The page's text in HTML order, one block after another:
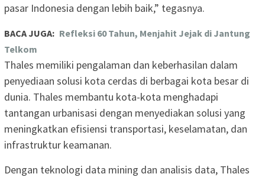
pasar Indonesia dengan lebih baik,” tegasnya.
BACA JUGA: Refleksi 60 Tahun, Menjahit Jejak di Jantung
Telkom
Thales memiliki pengalaman dan keberhasilan dalam
penyediaan solusi kota cerdas di berbagai kota besar di
dunia. Thales membantu kota-kota menghadapi
tantangan urbanisasi dengan menyediakan solusi yang
meningkatkan efisiensi transportasi, keselamatan, dan
infrastruktur keamanan.
Dengan teknologi data mining dan analisis data, Thales